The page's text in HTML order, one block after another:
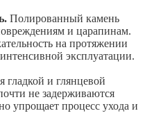
Полированный камень
и царапинам.
на протяжении
эксплуатации.
гладкой и глянцевой
не задерживаются
упрощает процесс ухода и